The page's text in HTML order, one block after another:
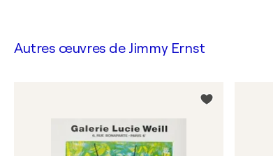
Autres œuvres de Jimmy Ernst